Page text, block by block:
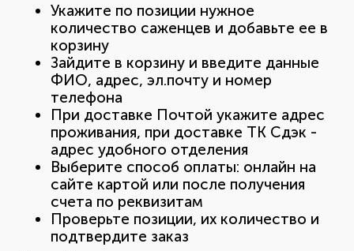
Укажите по позиции нужное
количество саженцев и добавьте ее в
корзину
Зайдите в корзину и введите данные
ФИО, адрес, эл.почту и номер
телефона
При доставке Почтой укажите адрес
проживания, при доставке ТК Сдэк -
адрес удобного отделения
Выберите способ оплаты: онлайн на
сайте картой или после получения
счета по реквизитам
Проверьте позиции, их количество и
подтвердите заказ